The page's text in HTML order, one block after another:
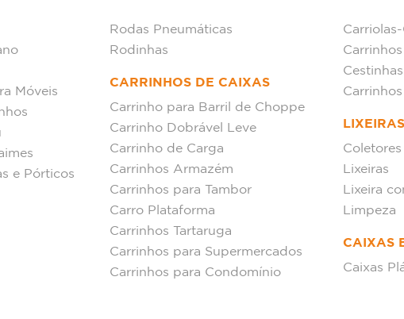
Móveis
e Pórticos
Rodas Pneumáticas
Rodinhas
CARRINHOS DE CAIXAS
Carrinho para Barril de Choppe
Carrinho Dobrável Leve
Carrinho de Carga
Carrinhos Armazém
Carrinhos para Tambor
Carro Plataforma
Carrinhos Tartaruga
Carrinhos para Supermercados
Carrinhos para Condomínio
Lixeiras
Lixeira
Limpeza
CAIXAS
Caixas